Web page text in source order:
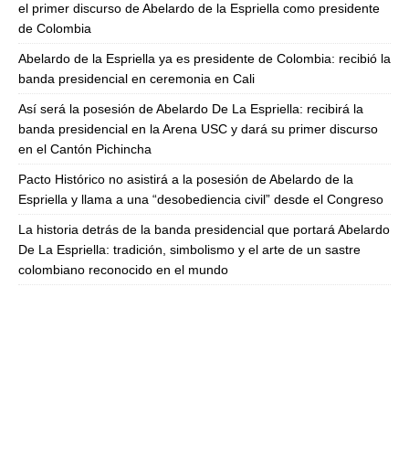
el primer discurso de Abelardo de la Espriella como presidente
de Colombia
Abelardo de la Espriella ya es presidente de Colombia: recibió la
banda presidencial en ceremonia en Cali
Así será la posesión de Abelardo De La Espriella: recibirá la
banda presidencial en la Arena USC y dará su primer discurso
en el Cantón Pichincha
Pacto Histórico no asistirá a la posesión de Abelardo de la
Espriella y llama a una “desobediencia civil” desde el Congreso
La historia detrás de la banda presidencial que portará Abelardo
De La Espriella: tradición, simbolismo y el arte de un sastre
colombiano reconocido en el mundo